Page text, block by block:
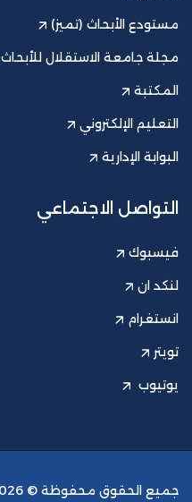
مستودع الأبحاث (تميز)
مجلة جامعة الاستقلال للأبحاث
المكتبة
التعليم الإلكتروني
البوابة الإدارية
التواصل الاجتماعي
فيسبوك
لنكد ان
انستغرام
تويتر
يوتيوب
جميع الحقوق محفوظة © 2026 .